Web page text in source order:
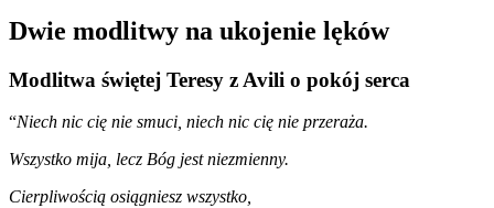
Dwie modlitwy na ukojenie lęków
Modlitwa świętej Teresy z Avili o pokój serca
“Niech nic cię nie smuci, niech nic cię nie przeraża.
Wszystko mija, lecz Bóg jest niezmienny.
Cierpliwością osiągniesz wszystko,